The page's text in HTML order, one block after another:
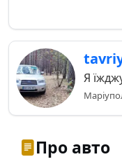
Я
Про авто